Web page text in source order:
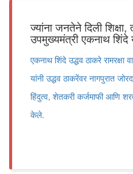
ज्यांना जनतेने दिली शिक्षा,
उपमुख्यमंत्री एकनाथ शिंदे
एकनाथ शिंदे उद्धव ठाकरे
यांनी उद्धव ठाकरेंवर नागपुरात
हिंदुत्व, शेतकरी कर्जमाफी आणि शरद
केले.